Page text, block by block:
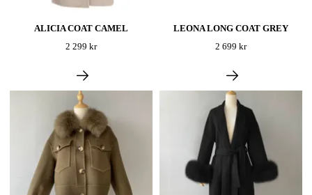
ALICIA COAT CAMEL
2 299 kr
LEONA LONG COAT GREY
2 699 kr